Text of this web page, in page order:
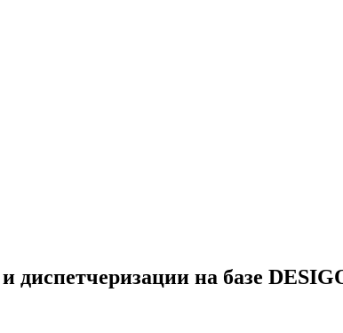
диспетчеризации на базе